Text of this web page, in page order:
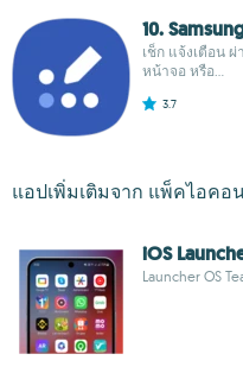
10.
เช็ก แจ้งเตือน
หน้าจอ หรือ...
3.7
แอปเพิ่มเติมจาก แพ็คไอคอ
iOS
Launcher OS